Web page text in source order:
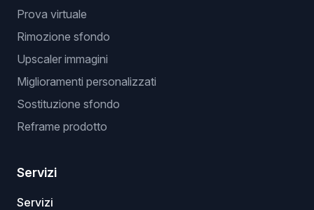
Prova virtuale
Rimozione sfondo
Upscaler immagini
Miglioramenti personalizzati
Sostituzione sfondo
Reframe prodotto
Servizi
Servizi